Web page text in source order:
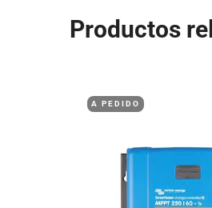
Productos
A PEDIDO